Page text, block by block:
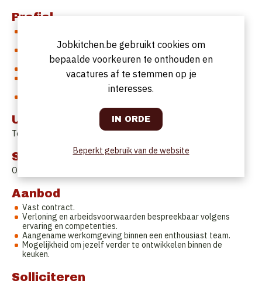
Profiel
servicemomenten.
Je bent een echte teamspeler en communiceert vlot met
collega's.
Je hebt aandacht voor hygiëne, orde en netheid.
Ervaring in de horeca of keuken is een pluspunt, maar
motivatie en leergierigheid zijn minstens even belangrijk.
Uurrooster
Te bespreken
Startdatum
Onmiddellijk
Aanbod
Vast contract.
Verloning en arbeidsvoorwaarden bespreekbaar volgens
ervaring en competenties.
Aangename werkomgeving binnen een enthousiast team.
Mogelijkheid om jezelf verder te ontwikkelen binnen de
keuken.
Solliciteren
Jobkitchen.be gebruikt cookies om
bepaalde voorkeuren te onthouden en
vacatures af te stemmen op je
interesses.
Beperkt gebruik van de website